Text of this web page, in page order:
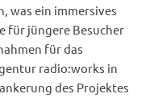
was ein immersives
für jüngere Besucher
für das
radio:works in
des Projektes